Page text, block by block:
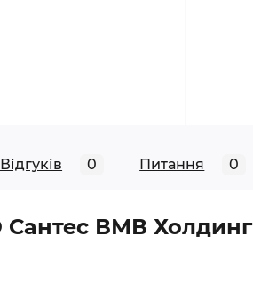
Відгуків 0 Питання 0
ВМВ Холдинг